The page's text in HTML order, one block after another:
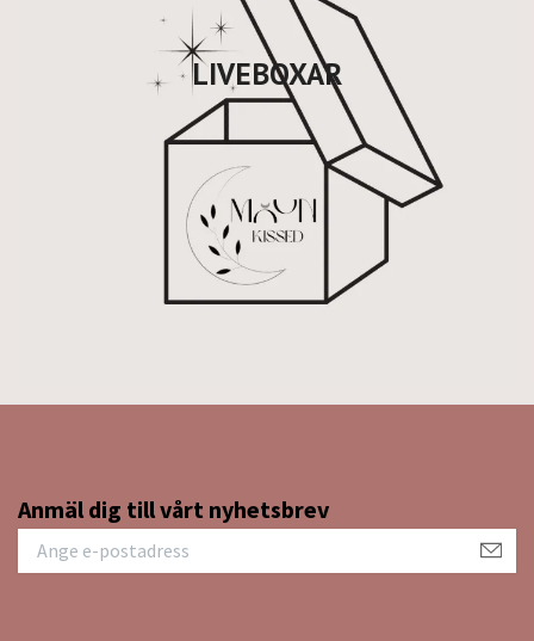
LIVEBOXAR
Anmäl dig till vårt nyhetsbrev